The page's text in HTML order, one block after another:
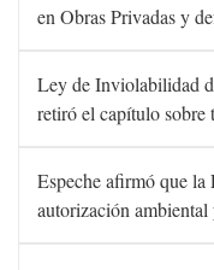
en Obras Privadas y
Ley de Inviolabilidad
retiró el capítulo sobre
Espeche afirmó que
autorización ambiental